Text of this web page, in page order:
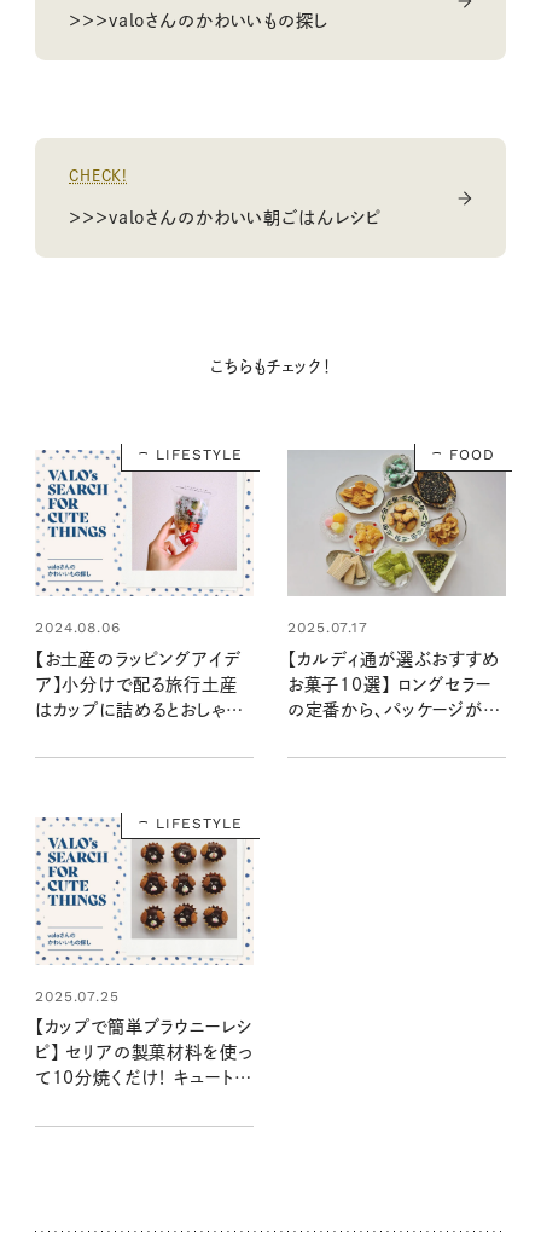
＞＞＞valoさんのかわいいもの探し
CHECK!
＞＞＞valoさんのかわいい朝ごはんレシピ
こちらもチェック！
LIFESTYLE
2024.08.06
【お土産のラッピングアイデ
ア】小分けで配る旅行土産
はカップに詰めるとおしゃ
の探し #18
FOOD
2025.07.17
【カルディ通が選ぶおすすめ
お菓子10選】 ロングセラー
の定番から、パッケージがか
通う、valoさんのお気に入り
LIFESTYLE
2025.07.25
【カップで簡単ブラウニーレシ
ピ】 セリアの製菓材料を使っ
て10分焼くだけ！ キュートな
valoさんのかわいいもの探